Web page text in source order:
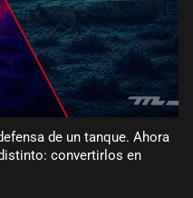
de un tanque. Ahora
convertirlos en